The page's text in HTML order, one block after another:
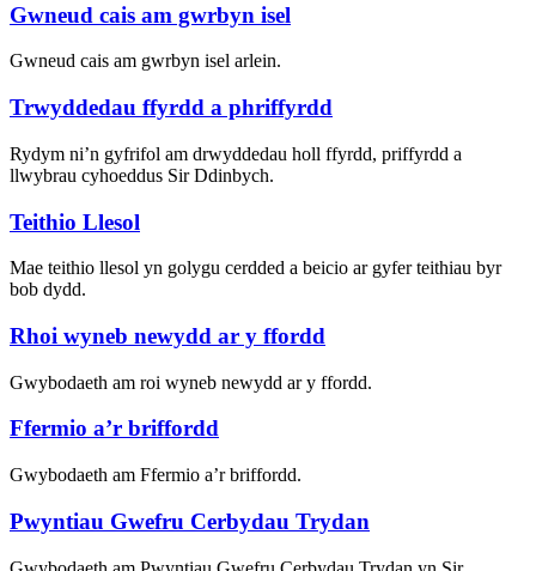
Gwneud cais am gwrbyn isel
Gwneud cais am gwrbyn isel arlein.
Trwyddedau ffyrdd a phriffyrdd
Rydym ni’n gyfrifol am drwyddedau holl ffyrdd, priffyrdd a
llwybrau cyhoeddus Sir Ddinbych.
Teithio Llesol
Mae teithio llesol yn golygu cerdded a beicio ar gyfer teithiau byr
bob dydd.
Rhoi wyneb newydd ar y ffordd
Gwybodaeth am roi wyneb newydd ar y ffordd.
Ffermio a’r briffordd
Gwybodaeth am Ffermio a’r briffordd.
Pwyntiau Gwefru Cerbydau Trydan